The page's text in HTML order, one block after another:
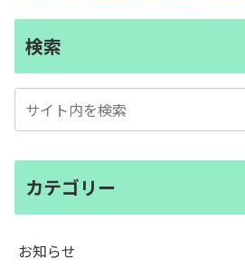
検索
カテゴリー
お知らせ